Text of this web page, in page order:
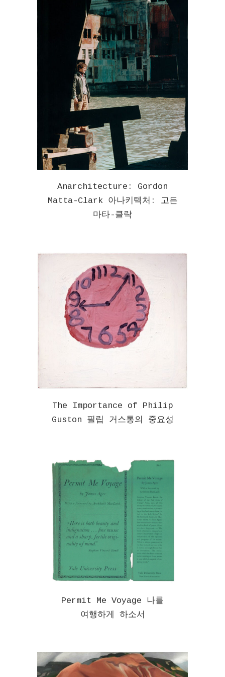
Anarchitecture: Gordon
Matta-Clark 아나키텍처: 고든
마타-클락
The Importance of Philip
Guston 필립 거스통의 중요성
Permit Me Voyage 나를
여행하게 하소서